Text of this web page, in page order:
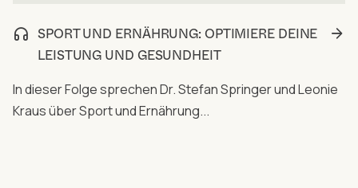
SPORT UND ERNÄHRUNG: OPTIMIERE DEINE
LEISTUNG UND GESUNDHEIT
In dieser Folge sprechen Dr. Stefan Springer und Leonie
Kraus über Sport und Ernährung...